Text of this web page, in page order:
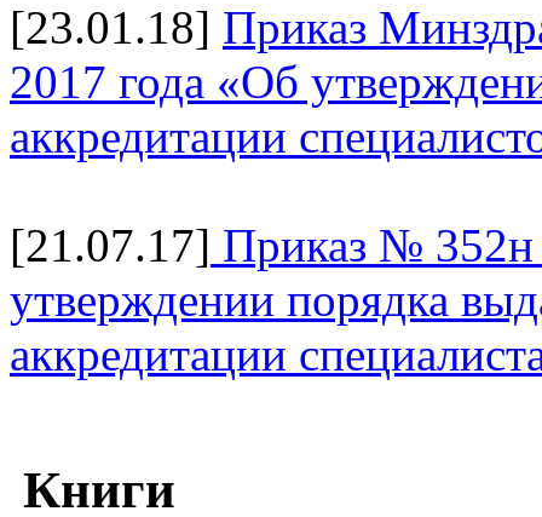
[23.01.18] Приказ
2017 года «Об
аккредитации
[21.07.17] Приказ № 352н
утверждении порядка
аккредитации
Книги